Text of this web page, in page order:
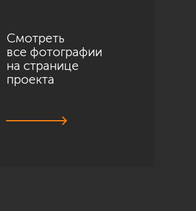
Смотреть
все фотографии
на странице
проекта